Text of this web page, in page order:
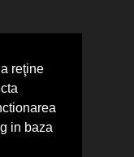
reţine
in baza